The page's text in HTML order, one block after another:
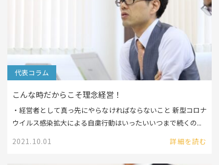
代表コラム
こんな時だからこそ理念経営！
・経営者として真っ先にやらなければならないこと 新型コロナ
ウイルス感染拡大による自粛行動はいったいいつまで続くの...
2021.10.01
詳細を読む